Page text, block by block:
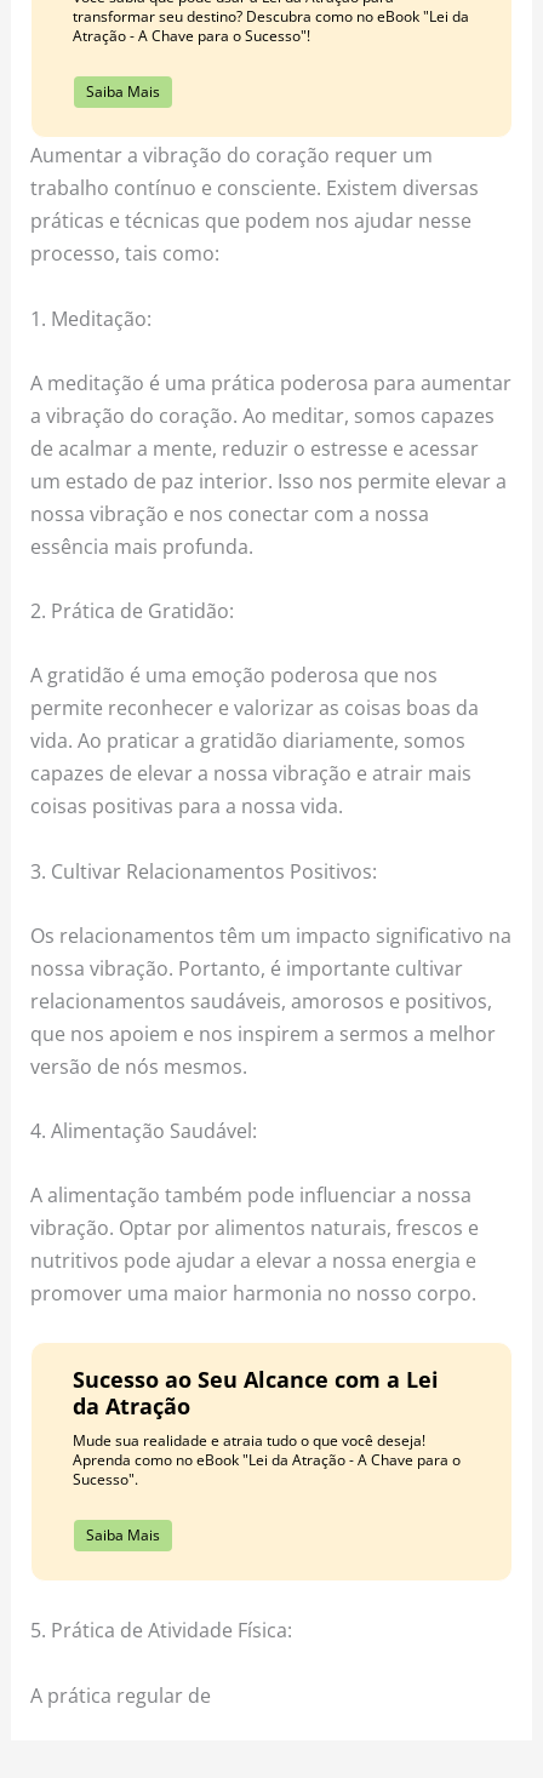
transformar seu destino? Descubra como no eBook "Lei da
Atração - A Chave para o Sucesso"!
Saiba Mais
Aumentar a vibração do coração requer um
trabalho contínuo e consciente. Existem diversas
práticas e técnicas que podem nos ajudar nesse
processo, tais como:
1. Meditação:
A meditação é uma prática poderosa para aumentar
a vibração do coração. Ao meditar, somos capazes
de acalmar a mente, reduzir o estresse e acessar
um estado de paz interior. Isso nos permite elevar a
nossa vibração e nos conectar com a nossa
essência mais profunda.
2. Prática de Gratidão:
A gratidão é uma emoção poderosa que nos
permite reconhecer e valorizar as coisas boas da
vida. Ao praticar a gratidão diariamente, somos
capazes de elevar a nossa vibração e atrair mais
coisas positivas para a nossa vida.
3. Cultivar Relacionamentos Positivos:
Os relacionamentos têm um impacto significativo na
nossa vibração. Portanto, é importante cultivar
relacionamentos saudáveis, amorosos e positivos,
que nos apoiem e nos inspirem a sermos a melhor
versão de nós mesmos.
4. Alimentação Saudável:
A alimentação também pode influenciar a nossa
vibração. Optar por alimentos naturais, frescos e
nutritivos pode ajudar a elevar a nossa energia e
promover uma maior harmonia no nosso corpo.
Sucesso ao Seu Alcance com a Lei
da Atração
Mude sua realidade e atraia tudo o que você deseja!
Aprenda como no eBook "Lei da Atração - A Chave para o
Sucesso".
Saiba Mais
5. Prática de Atividade Física:
A prática regular de